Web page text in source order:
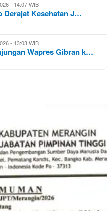
- 14:07 WIB
Derajat Kesehatan J…
- 13:03 WIB
Wapres Gibran k…